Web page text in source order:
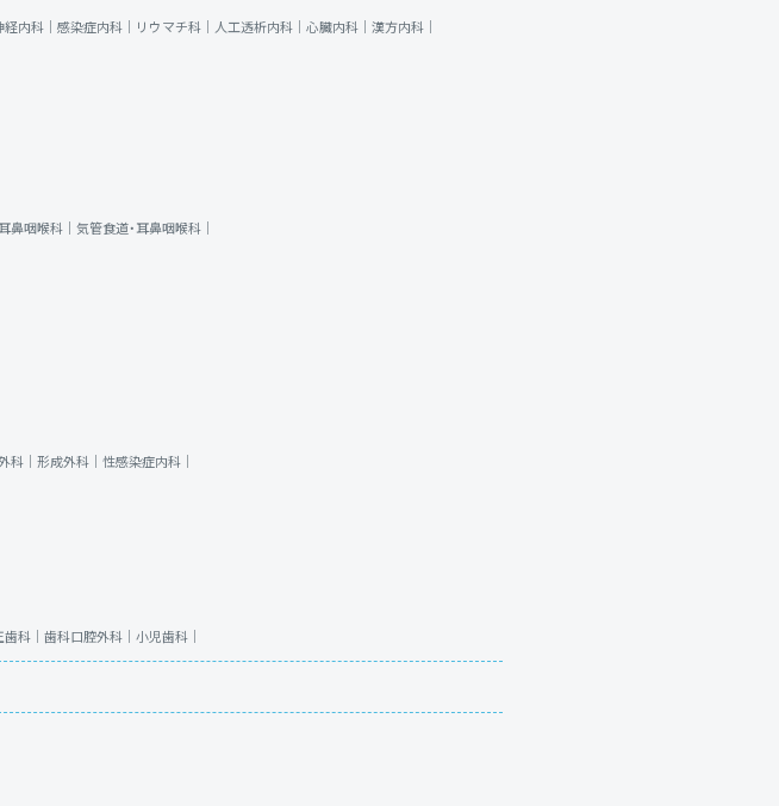
経内科｜ 感染症内科｜ リウマチ科｜ 人工透析内科｜ 心臓内科｜ 漢方内科｜
鼻咽喉科｜ 気管食道・耳鼻咽喉科｜
科｜ 形成外科｜ 性感染症内科｜
科｜ 歯科口腔外科｜ 小児歯科｜